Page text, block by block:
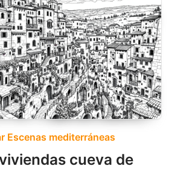
Escenas mediterráneas
cueva de